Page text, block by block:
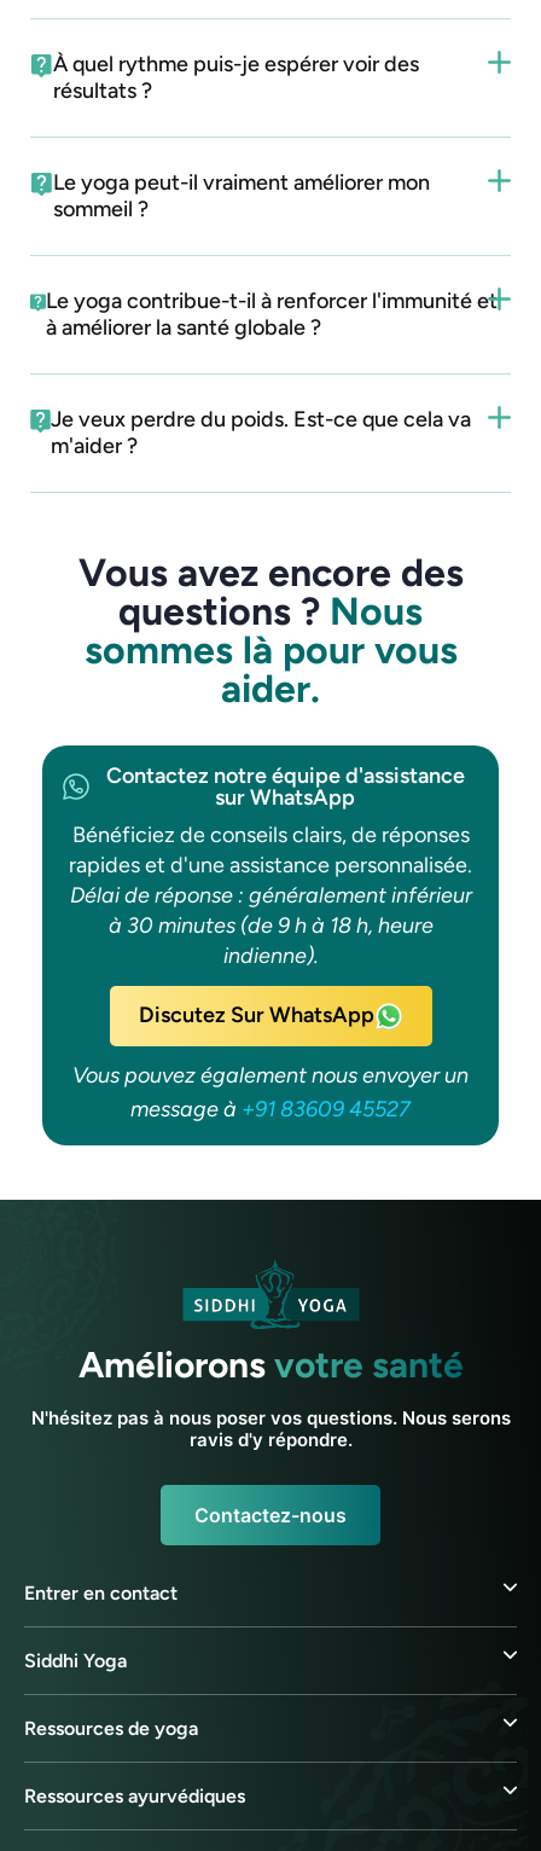
À quel rythme puis-je espérer voir des
résultats ?
Le yoga peut-il vraiment améliorer mon
sommeil ?
Le yoga contribue-t-il à renforcer l'immunité et
à améliorer la santé globale ?
Je veux perdre du poids. Est-ce que cela va
m'aider ?
Vous avez encore des
questions ? Nous
sommes là pour vous
aider.
Contactez notre équipe d'assistance
sur WhatsApp
Bénéficiez de conseils clairs, de réponses
rapides et d'une assistance personnalisée.
Délai de réponse : généralement inférieur
à 30 minutes (de 9 h à 18 h, heure
indienne).
Discutez Sur WhatsApp
Vous pouvez également nous envoyer un
message à +91 83609 45527
Amélioronsvotre santé
N'hésitez pas à nous poser vos questions. Nous serons
ravis d'y répondre.
Contactez-nous
Entrer en contact
Siddhi Yoga
Ressources de yoga
Ressources ayurvédiques